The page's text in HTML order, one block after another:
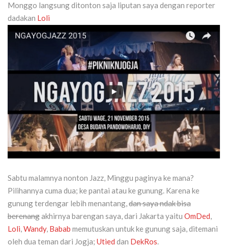
Monggo langsung ditonton saja liputan saya dengan reporter
dadakan Loli
Sabtu malamnya nonton Jazz, Minggu paginya ke mana?
Pilihannya cuma dua; ke pantai atau ke gunung. Karena ke
gunung terdengar lebih menantang, dan saya ndak bisa
berenangakhirnya barengan saya, dari Jakarta yaitu OmDed
Loli Wandy, Babab memutuskan untuk ke gunung saja, ditemani
oleh dua teman dari Jogja; Utied dan DekRos